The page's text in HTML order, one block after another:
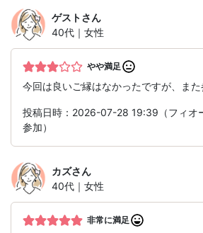
ゲストさん
40代｜女性
やや満足
今回は良いご縁はなかったですが、また
投稿日時：2026-07-28 19:39（フィオ
参加）
カズさん
40代｜女性
非常に満足